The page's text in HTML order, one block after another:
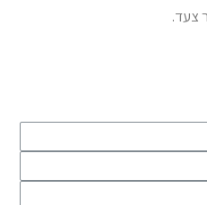
צעד.